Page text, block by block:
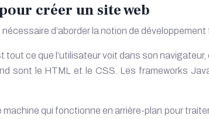
créer un site web
d’aborder la notion de développement
ce que l’utilisateur voit dans son
sont le HTML et le CSS. Les frameworks
qui fonctionne en arrière-plan pour